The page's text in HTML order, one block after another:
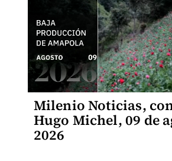
Milenio Noticias,
Hugo Michel, 09 de
2026